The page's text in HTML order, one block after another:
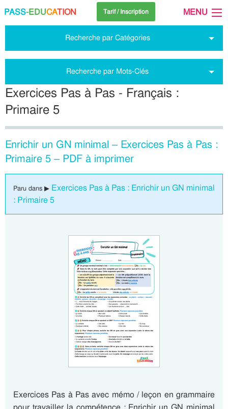
PASS-EDUCATION Tarif / Inscription MENU
Recherche par Catégories
Recherche par Mots-Clés
Exercices Pas à Pas - Français :
Primaire 5
Enrichir un GN minimal – Exercices Pas à Pas :
Primaire 5 – PDF à imprimer
Paru dans ▶ Exercices Pas à Pas : Enrichir un GN minimal
: Primaire 5
Exercices Pas à Pas avec mémo / leçon en grammaire